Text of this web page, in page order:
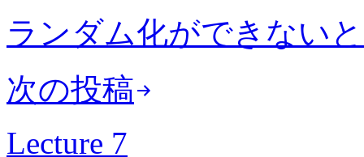
ランダム化ができない
次の投稿
Lecture 7